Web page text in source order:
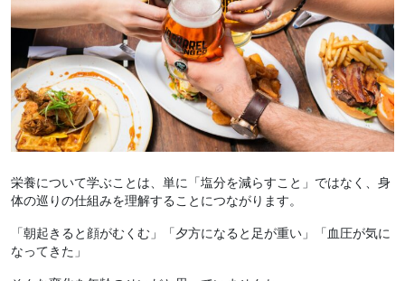
栄養について学ぶことは、単に「塩分を減らすこと」ではなく、身
体の巡りの仕組みを理解することにつながります。
「朝起きると顔がむくむ」「夕方になると足が重い」「血圧が気に
なってきた」